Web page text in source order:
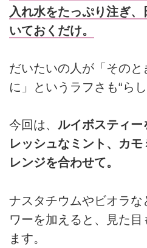
入れ水をたっぷり注ぎ
いておくだけ。
だいたいの人が「そのと
に」というラフさも“らし
今回は、 ルイボスティ
レッシュなミント、カ
レンジを合わせて。
ナスタチウムやビオラな
ワーを加えると、見た目
ます。